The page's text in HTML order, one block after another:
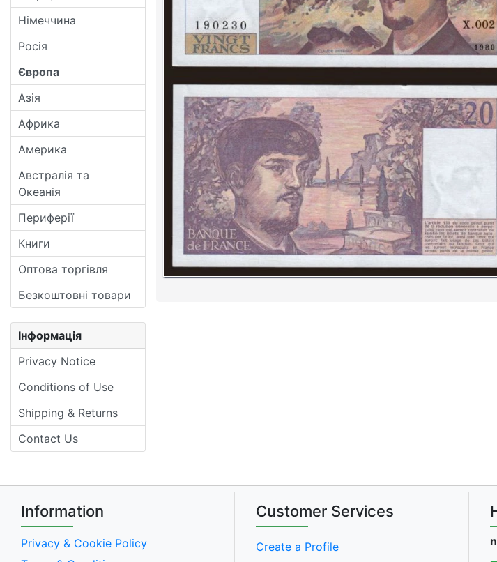
Німеччина
Росія
Європа
Азія
Африка
Америка
Австралія та
Океанія
Периферії
Книги
Оптова торгівля
Безкоштовні товари
Інформація
Privacy Notice
Conditions of Use
Shipping & Returns
Contact Us
Information
Privacy & Cookie Policy
Customer Services
Create a Profile